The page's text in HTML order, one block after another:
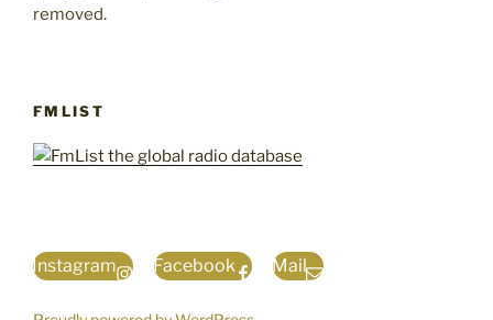
removed.
FMLIST
Instagram Facebook Mail